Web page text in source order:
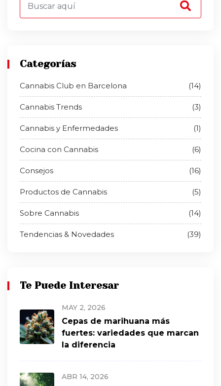
Categorías
Cannabis Club en Barcelona (14)
Cannabis Trends (3)
Cannabis y Enfermedades (1)
Cocina con Cannabis (6)
Consejos (16)
Productos de Cannabis (5)
Sobre Cannabis (14)
Tendencias & Novedades (39)
Te Puede Interesar
MAY 2, 2026
Cepas de marihuana más
fuertes: variedades que marcan
la diferencia
ABR 14, 2026